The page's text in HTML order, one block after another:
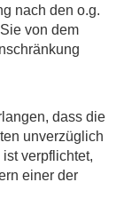
nach den o.g.
von dem
dass die
unverzüglich
verpflichtet,
einer der